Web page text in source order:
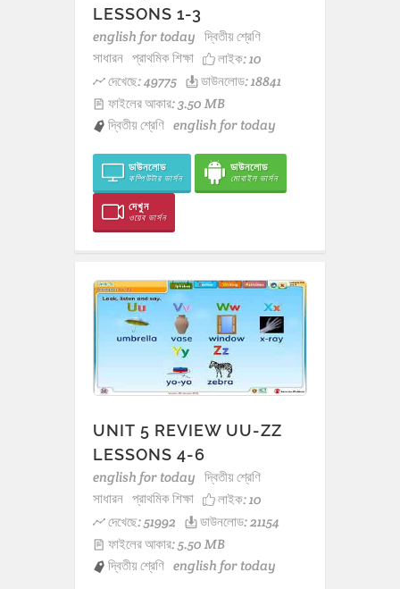
LESSONS 1-3
english for today দ্বিতীয় শ্রেণি
সাধারন প্রাথমিক শিক্ষা লাইক:10
দেখেছে: 49775
ডাউনলোড: 18841
ফাইলের আকার: 3.50 MB
দ্বিতীয় শ্রেণি english for today
ডাউনলোড
কম্পিউটার ভার্সন
ডাউনলোড
মোবাইল ভার্সন
দেখুন
ওয়েব ভার্সন
UNIT 5 REVIEW UU-ZZ
LESSONS 4-6
english for today দ্বিতীয় শ্রেণি
সাধারন প্রাথমিক শিক্ষা লাইক:10
দেখেছে: 51992
ডাউনলোড: 21154
ফাইলের আকার: 5.50 MB
দ্বিতীয় শ্রেণি english for today